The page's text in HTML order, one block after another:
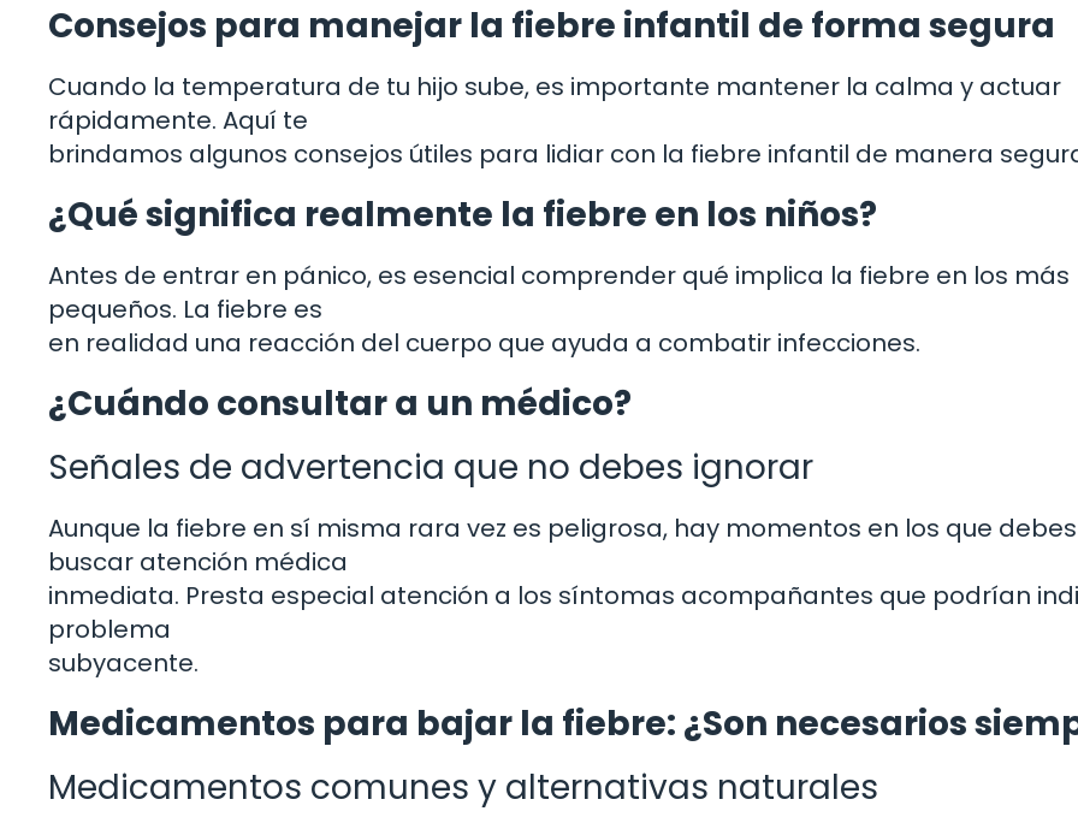
Consejos para manejar la fiebre infantil de forma segura
Cuando la temperatura de tu hijo sube, es importante mantener la calma y actuar
rápidamente. Aquí te
brindamos algunos consejos útiles para lidiar con la fiebre infantil de manera
¿Qué significa realmente la fiebre en los niños?
Antes de entrar en pánico, es esencial comprender qué implica la fiebre en los más
pequeños. La fiebre es
en realidad una reacción del cuerpo que ayuda a combatir infecciones.
¿Cuándo consultar a un médico?
Señales de advertencia que no debes ignorar
Aunque la fiebre en sí misma rara vez es peligrosa, hay momentos en los que debes
buscar atención médica
inmediata. Presta especial atención a los síntomas acompañantes que podrían
problema
subyacente.
Medicamentos para bajar la fiebre: ¿Son necesarios
Medicamentos comunes y alternativas naturales